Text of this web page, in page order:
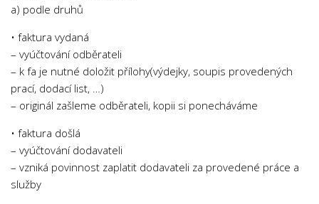
Marketing
Němčina
Občanská nauka
Pedagogika
Právo
Psychologie a Sociologie
Společenské vědy
Technika
a) podle druhů
• faktura vydaná
– vyúčtování odběrateli
– k fa je nutné doložit přílohy(výdejky, soupis provedených
prací, dodací list, …)
– originál zašleme odběrateli, kopii si ponecháváme
• faktura došlá
– vyúčtování dodavateli
– vzniká povinnost zaplatit dodavateli za provedené práce a
služby